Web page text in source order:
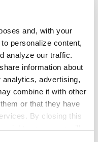
and, with your
personalize content,
analyze our traffic.
information about
analytics, advertising,
combine it with other
or that they have
By closing this
a un
a livello
.
ci sono più di 27
immettono gas
Nello stesso
carne è cresciuta di
è aumentata di
principale